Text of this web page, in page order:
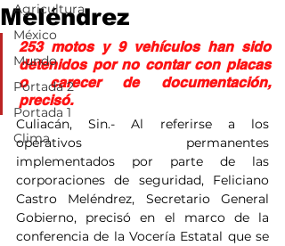
Agricultura
México
Mundo
Portada 2
Portada 1
Clima
Meléndrez
253 motos y 9 vehículos han sido
detenidos por no contar con placas
o carecer de documentación,
precisó.
Culiacán, Sin.- Al referirse a los
operativos permanentes
implementados por parte de las
corporaciones de seguridad, Feliciano
Castro Meléndrez, Secretario General
Gobierno, precisó en el marco de la
conferencia de la Vocería Estatal que se